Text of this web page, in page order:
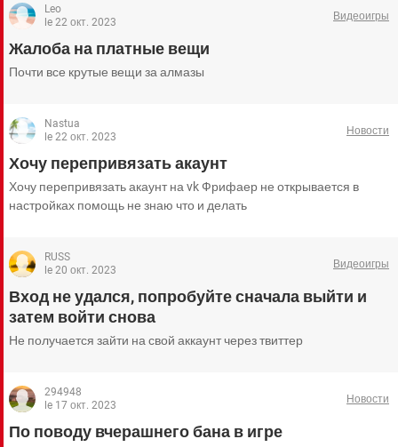
Leo
le 22 окт. 2023
Видеоигры
Жалоба на платные вещи
Почти все крутые вещи за алмазы
Nastua
le 22 окт. 2023
Новости
Хочу перепривязать акаунт
Хочу перепривязать акаунт на vk Фрифаер не открывается в
настройках помощь не знаю что и делать
RUSS
le 20 окт. 2023
Видеоигры
Вход не удался, попробуйте сначала выйти и
затем войти снова
Не получается зайти на свой аккаунт через твиттер
294948
le 17 окт. 2023
Новости
По поводу вчерашнего бана в игре